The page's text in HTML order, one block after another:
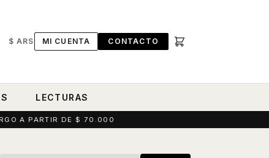
$ ARS MI CUENTA CONTACTO
LECTURAS
A PARTIR DE $ 70.000